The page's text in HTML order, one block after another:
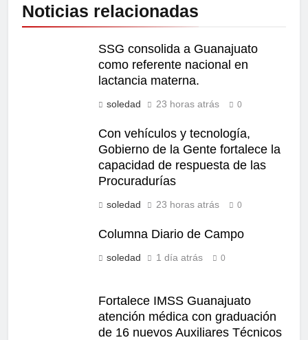
Noticias relacionadas
SSG consolida a Guanajuato
como referente nacional en
lactancia materna.
soledad 23 horas atrás 0
Con vehículos y tecnología,
Gobierno de la Gente fortalece la
capacidad de respuesta de las
Procuradurías
soledad 23 horas atrás 0
Columna Diario de Campo
soledad 1 día atrás 0
Fortalece IMSS Guanajuato
atención médica con graduación
de 16 nuevos Auxiliares Técnicos